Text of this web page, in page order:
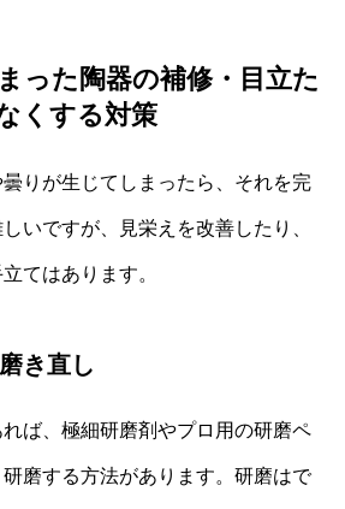
った陶器の補修・目立た
くする対策
りが生じてしまったら、それを完
いですが、見栄えを改善したり、
てはあります。
き直し
ば、極細研磨剤やプロ用の研磨ペ
磨する方法があります。研磨はで